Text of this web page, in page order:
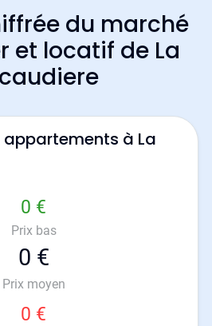
du marché
et locatif de La
à La
0 €
Prix bas
0 €
Prix moyen
0 €